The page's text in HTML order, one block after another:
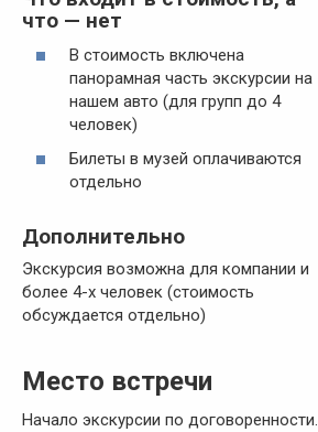
что — нет
В стоимость включена
панорамная часть экскурсии на
нашем авто (для групп до 4
человек)
Билеты в музей оплачиваются
отдельно
Дополнительно
Экскурсия возможна для компании и
более 4-х человек (стоимость
обсуждается отдельно)
Место встречи
Начало экскурсии по договоренности.